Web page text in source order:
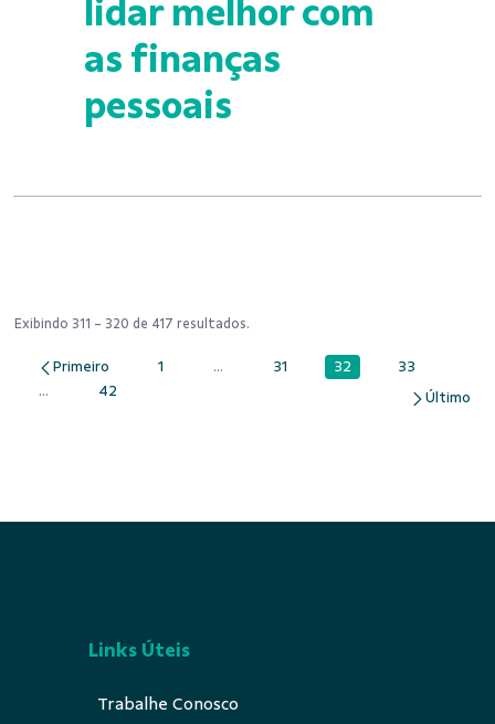
lidar melhor com
as finanças
pessoais
Exibindo 311 - 320 de 417 resultados.
Página
1 ...Páginas intermediárias Usar ABA para
Página
31 Página
32 Página
33
...Páginas intermediárias Usar ABA para navegar.
Página
42
Links Úteis
Trabalhe Conosco